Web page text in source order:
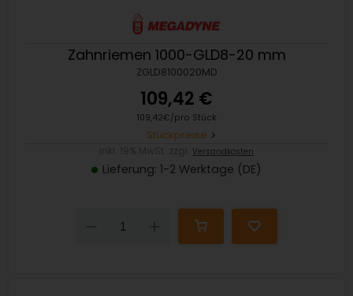
Zahnriemen 1000-GLD8-20 mm
ZGLD8100020MD
109,42 €
109,42€/pro Stück
Stückpreise
Versandkosten
Lieferung: 1-2 Werktage (DE)
Down